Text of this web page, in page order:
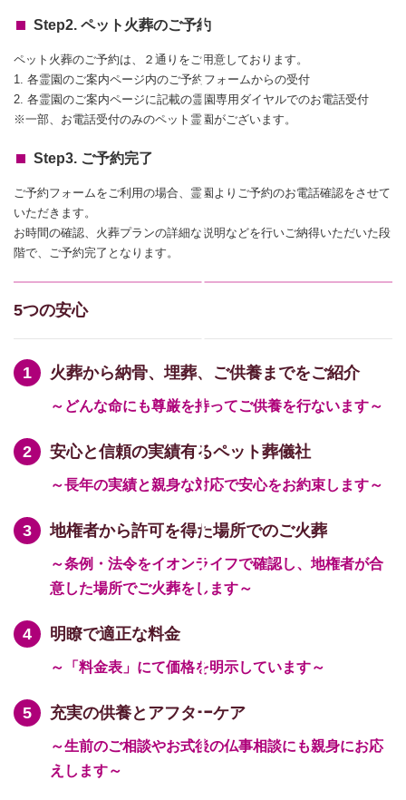
Step2. ペット火葬のご予約
ペット火葬のご予約は、２通りをご用意しております。
1. 各霊園のご案内ページ内のご予約フォームからの受付
2. 各霊園のご案内ページに記載の霊園専用ダイヤルでのお電話受付
※一部、お電話受付のみのペット霊園がございます。
Step3. ご予約完了
ご予約フォームをご利用の場合、霊園よりご予約のお電話確認をさせて
いただきます。
お時間の確認、火葬プランの詳細な説明などを行いご納得いただいた段
階で、ご予約完了となります。
5つの安心
火葬から納骨、埋葬、ご供養までをご紹介
～どんな命にも尊厳を持ってご供養を行ないます～
安心と信頼の実績有るペット葬儀社
～長年の実績と親身な対応で安心をお約束します～
地権者から許可を得た場所でのご火葬
～条例・法令をイオンライフで確認し、地権者が合
意した場所でご火葬をします～
明瞭で適正な料金
～「料金表」にて価格を明示しています～
充実の供養とアフターケア
～生前のご相談やお式後の仏事相談にも親身にお応
えします～